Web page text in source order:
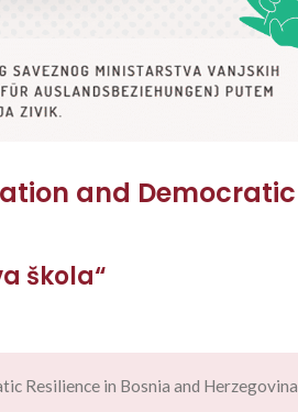
and Democratic
škola“
Resilience in Bosnia and Herzegovina